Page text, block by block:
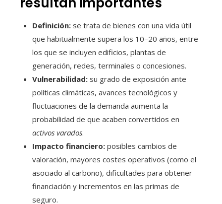
Definición: se trata de bienes con una vida útil
que habitualmente supera los 10–20 años, entre
los que se incluyen edificios, plantas de
generación, redes, terminales o concesiones.
Vulnerabilidad: su grado de exposición ante
políticas climáticas, avances tecnológicos y
fluctuaciones de la demanda aumenta la
probabilidad de que acaben convertidos en
activos varados.
Impacto financiero: posibles cambios de
valoración, mayores costes operativos (como el
asociado al carbono), dificultades para obtener
financiación y incrementos en las primas de
seguro.